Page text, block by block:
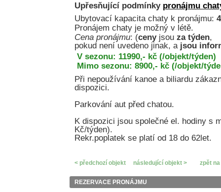
Upřesňující podmínky pronájmu
Ubytovací kapacita chaty k pronájmu:
Pronájem chaty je možný v létě.
Cena pronájmu: (cenyjsou za týden,
pokud není uvedeno jinak, a jsou
V sezonu: 11990,- kč (/objekt/týden)
Mimo sezonu: 8900,- kč (/objekt/
Při nepoužívání kanoe a biliardu
dispozici.
Parkování aut před chatou.
K dispozici jsou společné el. hodiny s
Kč/týden).
Rekr.poplatek se platí od 18 do 62let.
< předchozí objekt následující objekt > zpět
REZERVACE PRONÁJMU